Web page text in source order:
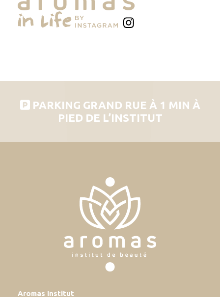
PARKING GRAND RUE À 1 MIN À
PIED DE L’INSTITUT
Aromas Institut